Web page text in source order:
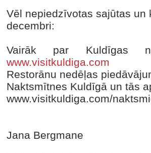
Vēl nepiedzīvotas sajūtas
decembri:
Vairāk par Kuldīgas
www.visitkuldiga.com
Restorānu nedēļas
Naktsmītnes Kuldīgā un tās
www.visitkuldiga.com/
Jana Bergmane